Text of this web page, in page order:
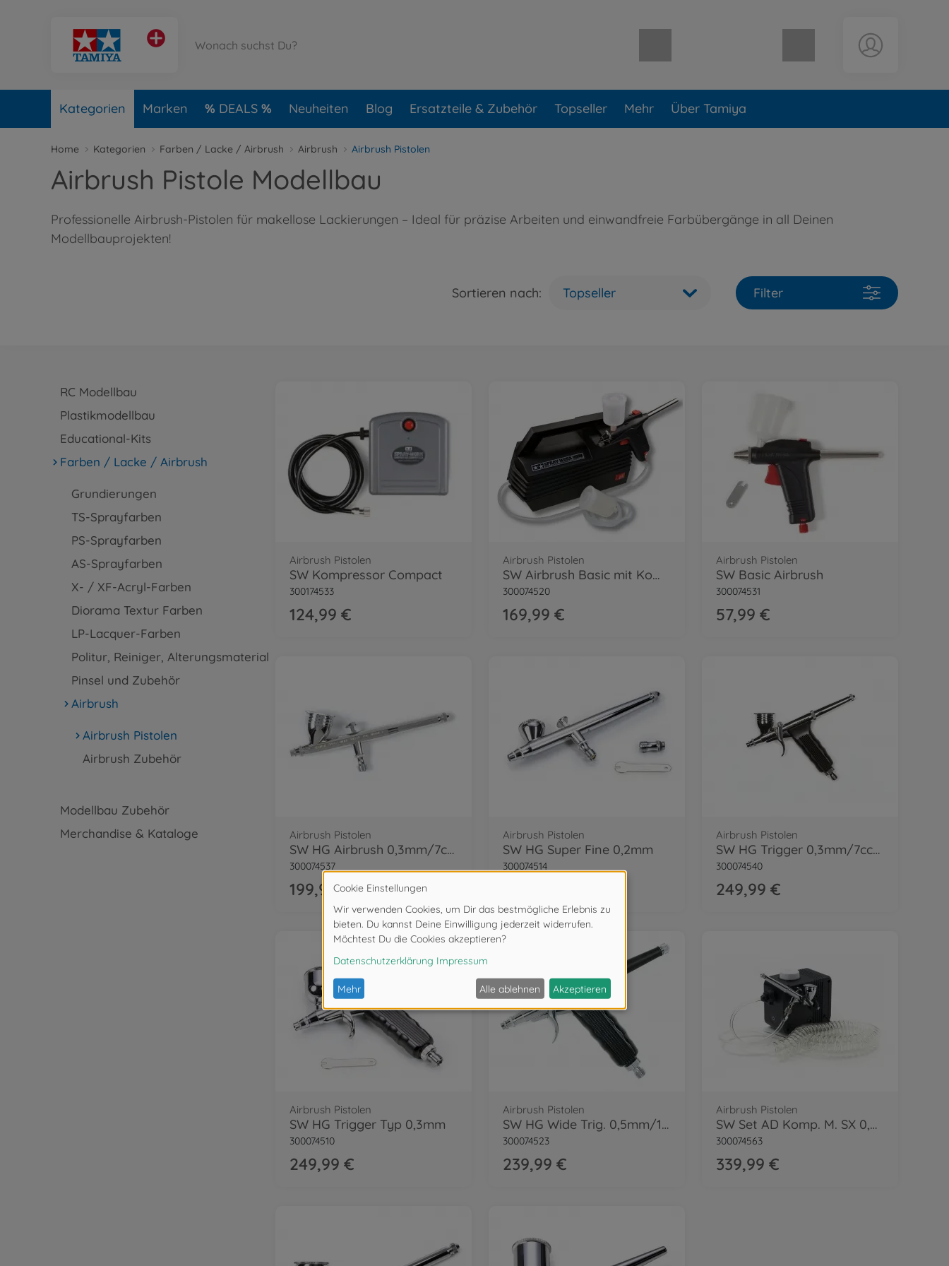
Warenkorb leer
Kategorien Marken DEALS Neuheiten Blog Ersatzteile & Zubehör Topseller Mehr Über Tamiya
Home Kategorien Farben / Lacke / Airbrush Airbrush Airbrush Pistolen
Airbrush Pistole Modellbau
Professionelle Airbrush-Pistolen für makellose Lackierungen – Ideal für präzise Arbeiten und einwandfreie Farbübergänge in all Deinen
Modellbauprojekten!
Sortieren nach: Topseller Filter
RC Modellbau
Plastikmodellbau
Educational-Kits
Farben / Lacke / Airbrush
Grundierungen
TS-Sprayfarben
PS-Sprayfarben
AS-Sprayfarben
X- / XF-Acryl-Farben
Diorama Textur Farben
LP-Lacquer-Farben
Politur, Reiniger, Alterungsmaterial
Pinsel und Zubehör
Airbrush
Airbrush Pistolen
Airbrush Zubehör
Modellbau Zubehör
Merchandise & Kataloge
Airbrush Pistolen
SW Kompressor Compact
300174533
124,99 €
Airbrush Pistolen
SW Airbrush Basic mit Kompressor
300074520
169,99 €
Airbrush Pistolen
SW Basic Airbrush
300074531
57,99 €
Airbrush Pistolen
SW HG Airbrush 0,3mm/7cc/DA
300074537
199,99 €
Airbrush Pistolen
SW HG Super Fine 0,2mm
300074514
Airbrush Pistolen
SW HG Trigger 0,3mm/7cc/SA
300074540
249,99 €
Airbrush Pistolen
SW HG Trigger Typ 0,3mm
300074510
249,99 €
Airbrush Pistolen
SW HG Wide Trig. 0,5mm/15cc
300074523
239,99 €
Airbrush Pistolen
SW Set AD Komp. M. SX 0,3/7cc
300074563
339,99 €